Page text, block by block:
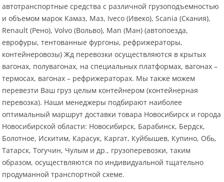
автотранспортные средства с различной грузоподъемностью
и объемом марок Камаз, Маз, Iveco (Ивеко), Scania (Скания),
Renault (Рено), Volvo (Вольво), Man (Ман) (автопоезда,
еврофуры, тентованные фургоны, рефрижераторы,
контейнеровозы) Жд перевозки осуществляются в крытых
вагонах, полувагонах, на специальных платформах, вагонах –
термосах, вагонах – рефрижераторах. Мы также можем
перевезти Ваш груз целым контейнером (контейнерная
перевозка). Наши менеджеры подбирают наиболее
оптимальный маршрут доставки товара Новосибирск и города
Новосибирской области: Новосибирск, Барабинск, Бердск,
Болотное, Искитим, Карасук, Каргат, Куйбышев, Купино, Обь,
Татарск, Тогучин, Чулым и др., грузоперевозки, таким
образом, осуществляются по индивидуальной тщательно
продуманной транспортной схеме.